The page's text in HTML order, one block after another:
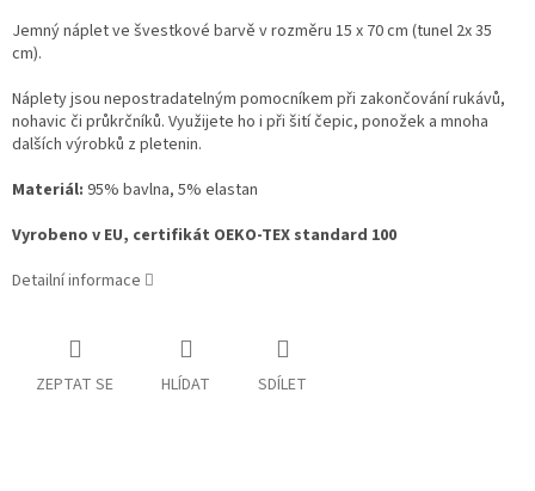
Jemný náplet ve švestkové barvě v rozměru 15 x 70 cm (tunel 2x 35
cm).
Náplety jsou nepostradatelným pomocníkem při zakončování rukávů,
nohavic či průkrčníků. Využijete ho i při šití čepic, ponožek a mnoha
dalších výrobků z pletenin.
Materiál: 95% bavlna, 5% elastan
Vyrobeno v EU, certifikát OEKO-TEX standard 100
Detailní informace
ZEPTAT SE HLÍDAT SDÍLET